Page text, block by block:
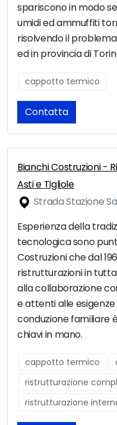
spariscono in modo
umidi ed ammuffiti
risolvendo il
ed in provincia di
cappotto termico
Contatta
Bianchi Costruzioni -
Asti e Tigliole
Strada Stazione
Esperienza della
tecnologica sono
Costruzioni che dal
ristrutturazioni in
alla collaborazione
e attenti alle
conduzione familiare
chiavi in mano.
cappotto termico
ristrutturazione
ristrutturazione